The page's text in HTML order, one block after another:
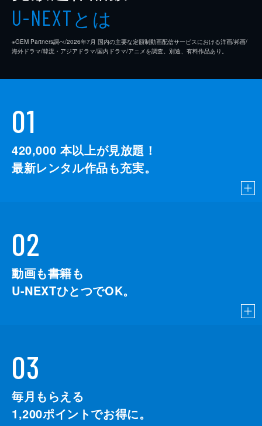
U-NEXTとは
※GEM Partners調べ/2026年7⽉ 国内の主要な定額制動画配信サービスにおける洋画/邦画/
海外ドラマ/韓流・アジアドラマ/国内ドラマ/アニメを調査。別途、有料作品あり。
01
420,000 本以上が見放題！
最新レンタル作品も充実。
02
動画も書籍も
U-NEXTひとつでOK。
03
毎月もらえる
1,200ポイントでお得に。